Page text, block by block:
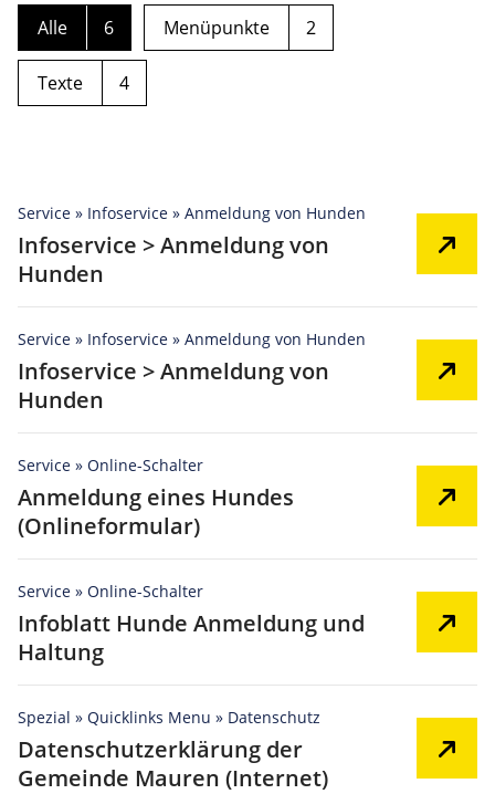
Alle 6 Menüpunkte 2
Texte 4
Service » Infoservice » Anmeldung von Hunden
Infoservice > Anmeldung von
Hunden
Service » Infoservice » Anmeldung von Hunden
Infoservice > Anmeldung von
Hunden
Service » Online-Schalter
Anmeldung eines Hundes
(Onlineformular)
Service » Online-Schalter
Infoblatt Hunde Anmeldung und
Haltung
Spezial » Quicklinks Menu » Datenschutz
Datenschutzerklärung der
Gemeinde Mauren (Internet)